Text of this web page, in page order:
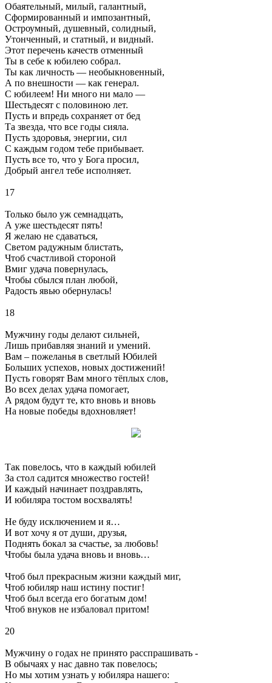
Обаятельный, милый, галантный,
Сформированный и импозантный,
Остроумный, душевный, солидный,
Утонченный, и статный, и видный.
Этот перечень качеств отменный
Ты в себе к юбилею собрал.
Ты как личность — необыкновенный,
А по внешности — как генерал.
С юбилеем! Ни много ни мало —
Шестьдесят с половиною лет.
Пусть и впредь сохраняет от бед
Та звезда, что все годы сияла.
Пусть здоровья, энергии, сил
С каждым годом тебе прибывает.
Пусть все то, что у Бога просил,
Добрый ангел тебе исполняет.
17
Только было уж семнадцать,
А уже шестьдесят пять!
Я желаю не сдаваться,
Светом радужным блистать,
Чтоб счастливой стороной
Вмиг удача повернулась,
Чтобы сбылся план любой,
Радость явью обернулась!
18
Мужчину годы делают сильней,
Лишь прибавляя знаний и умений.
Вам – пожеланья в светлый Юбилей
Больших успехов, новых достижений!
Пусть говорят Вам много тёплых слов,
Во всех делах удача помогает,
А рядом будут те, кто вновь и вновь
На новые победы вдохновляет!
Так повелось, что в каждый юбилей
За стол садится множество гостей!
И каждый начинает поздравлять,
И юбиляра тостом восхвалять!
Не буду исключением и я…
И вот хочу я от души, друзья,
Поднять бокал за счастье, за любовь!
Чтобы была удача вновь и вновь…
Чтоб был прекрасным жизни каждый миг,
Чтоб юбиляр наш истину постиг!
Чтоб был всегда его богатым дом!
Чтоб внуков не избаловал притом!
20
Мужчину о годах не принято расспрашивать -
В обычаях у нас давно так повелось;
Но мы хотим узнать у юбиляра нашего: